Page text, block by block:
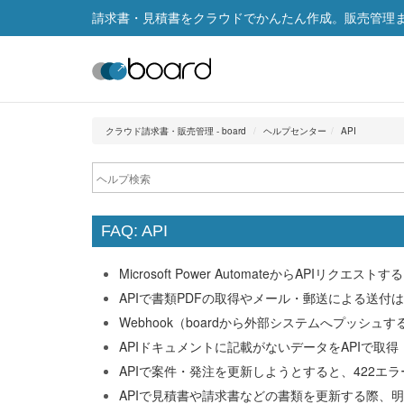
請求書・見積書をクラウドでかんたん作成。販売管理
クラウド請求書・販売管理 - board ヘルプセンター API
FAQ: API
Microsoft Power AutomateからAPIリクエストす
APIで書類PDFの取得やメール・郵送による送付
Webhook（boardから外部システムへプッシュす
APIドキュメントに記載がないデータをAPIで取
APIで案件・発注を更新しようとすると、422エ
APIで見積書や請求書などの書類を更新する際、